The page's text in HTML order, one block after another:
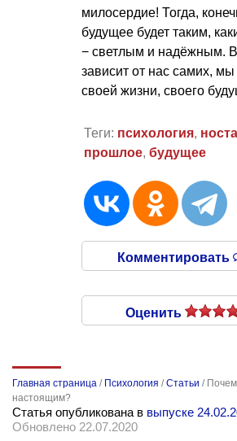
милосердие! Тогда,
будущее будет таким,
− светлым и надёжным.
зависит от нас самих, мы
своей жизни, своего
Теги: психология,
прошлое, будущее
Комментировать
Оценить
Главная страница / Психология /Статьи /
настоящим?
Статья опубликована в выпуске
Обновлено 22.07.2020